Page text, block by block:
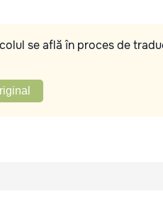
se află în proces de